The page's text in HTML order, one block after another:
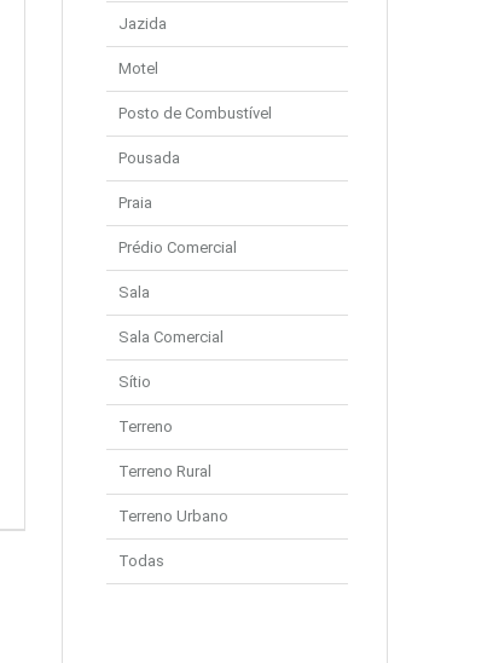
Jazida
Motel
Posto de Combustível
Pousada
Praia
Prédio Comercial
Sala
Sala Comercial
Sítio
Terreno
Terreno Rural
Terreno Urbano
Todas